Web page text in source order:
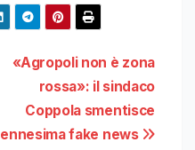
«Agropoli non è zona
rossa»: il sindaco
Coppola smentisce
ennesima fake news